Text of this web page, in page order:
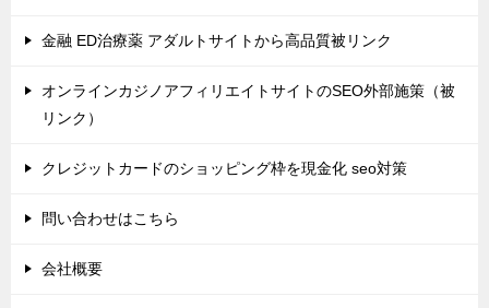
金融 ED治療薬 アダルトサイトから高品質被リンク
オンラインカジノアフィリエイトサイトのSEO外部施策（被
リンク）
クレジットカードのショッピング枠を現金化 seo対策
問い合わせはこちら
会社概要